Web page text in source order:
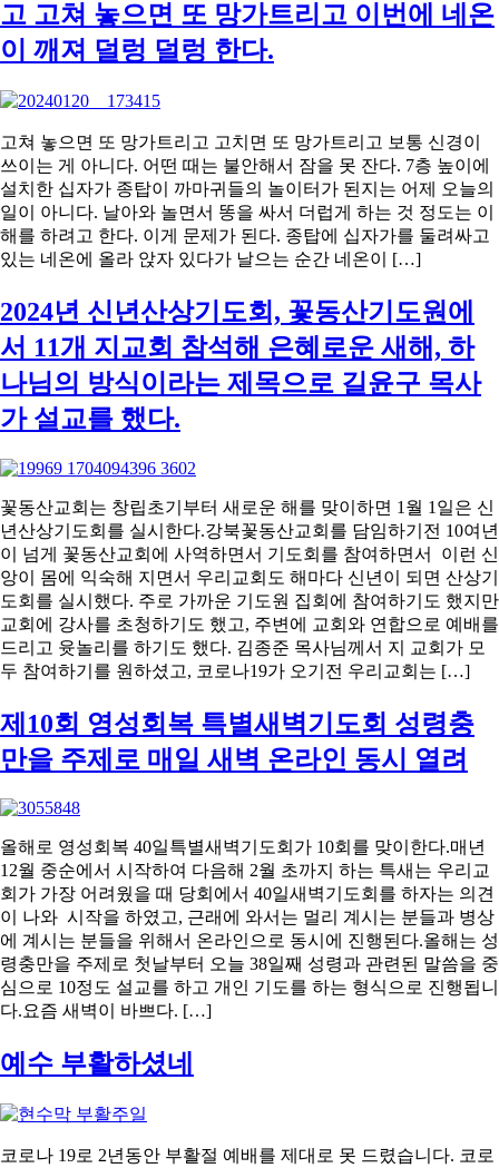
고 고쳐 놓으면 또 망가트리고 이번에 네온
이 깨져 덜렁 덜렁 한다.
고쳐 놓으면 또 망가트리고 고치면 또 망가트리고 보통 신경이
쓰이는 게 아니다. 어떤 때는 불안해서 잠을 못 잔다. 7층 높이에
설치한 십자가 종탑이 까마귀들의 놀이터가 된지는 어제 오늘의
일이 아니다. 날아와 놀면서 똥을 싸서 더럽게 하는 것 정도는 이
해를 하려고 한다. 이게 문제가 된다. 종탑에 십자가를 둘려싸고
있는 네온에 올라 앉자 있다가 날으는 순간 네온이 […]
2024년 신년산상기도회, 꽃동산기도원에
서 11개 지교회 참석해 은혜로운 새해, 하
나님의 방식이라는 제목으로 길윤구 목사
가 설교를 했다.
꽃동산교회는 창립초기부터 새로운 해를 맞이하면 1월 1일은 신
년산상기도회를 실시한다.강북꽃동산교회를 담임하기전 10여년
이 넘게 꽃동산교회에 사역하면서 기도회를 참여하면서 이런 신
앙이 몸에 익숙해 지면서 우리교회도 해마다 신년이 되면 산상기
도회를 실시했다. 주로 가까운 기도원 집회에 참여하기도 했지만
교회에 강사를 초청하기도 했고, 주변에 교회와 연합으로 예배를
드리고 윳놀리를 하기도 했다. 김종준 목사님께서 지 교회가 모
두 참여하기를 원하셨고, 코로나19가 오기전 우리교회는 […]
제10회 영성회복 특별새벽기도회 성령충
만을 주제로 매일 새벽 온라인 동시 열려
올해로 영성회복 40일특별새벽기도회가 10회를 맞이한다.매년
12월 중순에서 시작하여 다음해 2월 초까지 하는 특새는 우리교
회가 가장 어려웠을 때 당회에서 40일새벽기도회를 하자는 의견
이 나와 시작을 하였고, 근래에 와서는 멀리 계시는 분들과 병상
에 계시는 분들을 위해서 온라인으로 동시에 진행된다.올해는 성
령충만을 주제로 첫날부터 오늘 38일째 성령과 관련된 말씀을 중
심으로 10정도 설교를 하고 개인 기도를 하는 형식으로 진행됩니
다.요즘 새벽이 바쁘다. […]
예수 부활하셨네
코로나 19로 2년동안 부활절 예배를 제대로 못 드렸습니다. 코로